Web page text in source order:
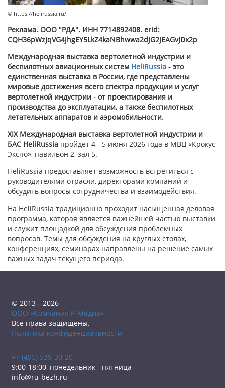
© https://helirussia.ru/
Реклама. ООО "РДА". ИНН 7714892408. erid:
CQH36pWzJqVG4jhgEY5LkZ4kaNBhwwa2djG2jEAGvJDx2p
Международная выставка вертолетной индустрии и
беспилотных авиационных систем HeliRussia - это
единственная выставка в России, где представлены
мировые достижения всего спектра продукции и услуг
вертолетной индустрии - от проектирования и
производства до эксплуатации, а также беспилотных
летательных аппаратов и аэромобильности.
XIX Международная выставка вертолетной индустрии и
БАС HeliRussia пройдет 4 - 5 июня 2026 года в МВЦ «Крокус
Экспо», павильон 2, зал 5.
HeliRussia предоставляет возможность встретиться с
руководителями отрасли, директорами компаний и
обсудить вопросы сотрудничества и взаимодействия.
На HeliRussia традиционно проходит насыщенная деловая
программа, которая является важнейшей частью выставки
и служит площадкой для обсуждения проблемных
вопросов. Темы для обсуждения на круглых столах,
конференциях, семинарах направлены на решение самых
важных задач текущего периода.
© 2013—2026
ООО «Компания Р-Медиа»
Все права защищены.
Политика конфиденциальности
+7 (495) 539-30-20
9:00-18:00, понедельник - пятница
info@ru-bezh.ru